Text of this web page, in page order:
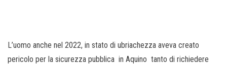
L’uomo anche nel 2022, in stato di ubriachezza aveva creato
pericolo per la sicurezza pubblica in Aquino tanto di richiedere